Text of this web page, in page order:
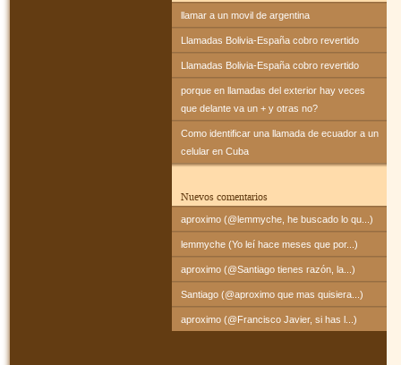
llamar a un movil de argentina
Llamadas Bolivia-España cobro revertido
Llamadas Bolivia-España cobro revertido
porque en llamadas del exterior hay veces
que delante va un + y otras no?
Como identificar una llamada de ecuador a un
celular en Cuba
Nuevos comentarios
aproximo (@lemmyche, he buscado lo qu...)
lemmyche (Yo leí hace meses que por...)
aproximo (@Santiago tienes razón, la...)
Santiago (@aproximo que mas quisiera...)
aproximo (@Francisco Javier, si has l...)